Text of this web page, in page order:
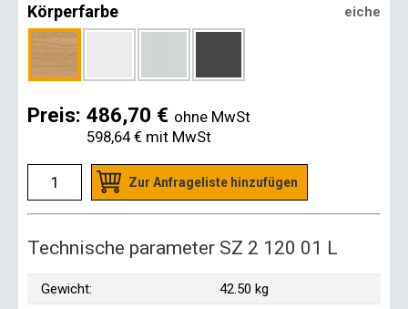
Körperfarbe eiche
Preis: 486,70 € ohne MwSt
598,64 € mit MwSt
Zur Anfrageliste hinzufügen
Technische parameter SZ 2 120 01 L
Gewicht:
42.50 kg